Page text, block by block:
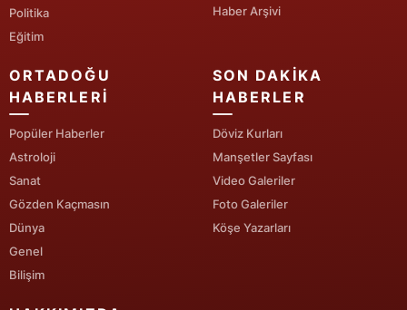
Kilis
Düzce
Politika
Eğitim
Haber Arşivi
ORTADOĞU
HABERLERI
Popüler Haberler
Astroloji
Sanat
Gözden Kaçmasın
Dünya
Genel
Bilişim
SON DAKIKA
HABERLER
Döviz Kurları
Manşetler Sayfası
Video Galeriler
Foto Galeriler
Köşe Yazarları